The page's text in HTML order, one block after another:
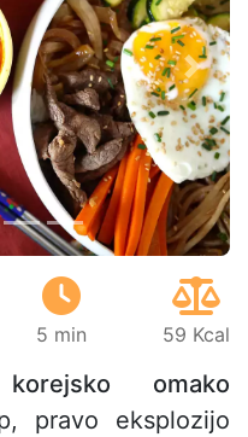
5 min 59 Kcal
omako
pravo eksplozijo